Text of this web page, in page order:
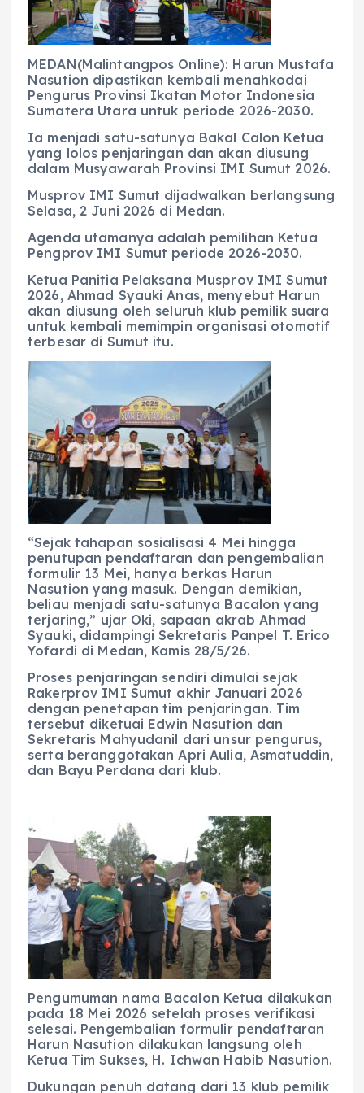
o
o
k
p
p
a
m
g
er
MEDAN(Malintangpos Online): Harun Mustafa
Nasution dipastikan kembali menahkodai
Pengurus Provinsi Ikatan Motor Indonesia
Sumatera Utara untuk periode 2026-2030.
Ia menjadi satu-satunya Bakal Calon Ketua
yang lolos penjaringan dan akan diusung
dalam Musyawarah Provinsi IMI Sumut 2026.
Musprov IMI Sumut dijadwalkan berlangsung
Selasa, 2 Juni 2026 di Medan.
Agenda utamanya adalah pemilihan Ketua
Pengprov IMI Sumut periode 2026-2030.
Ketua Panitia Pelaksana Musprov IMI Sumut
2026, Ahmad Syauki Anas, menyebut Harun
akan diusung oleh seluruh klub pemilik suara
untuk kembali memimpin organisasi otomotif
terbesar di Sumut itu.
“Sejak tahapan sosialisasi 4 Mei hingga
penutupan pendaftaran dan pengembalian
formulir 13 Mei, hanya berkas Harun
Nasution yang masuk. Dengan demikian,
beliau menjadi satu-satunya Bacalon yang
terjaring,” ujar Oki, sapaan akrab Ahmad
Syauki, didampingi Sekretaris Panpel T. Erico
Yofardi di Medan, Kamis 28/5/26.
Proses penjaringan sendiri dimulai sejak
Rakerprov IMI Sumut akhir Januari 2026
dengan penetapan tim penjaringan. Tim
tersebut diketuai Edwin Nasution dan
Sekretaris Mahyudanil dari unsur pengurus,
serta beranggotakan Apri Aulia, Asmatuddin,
dan Bayu Perdana dari klub.
Pengumuman nama Bacalon Ketua dilakukan
pada 18 Mei 2026 setelah proses verifikasi
selesai. Pengembalian formulir pendaftaran
Harun Nasution dilakukan langsung oleh
Ketua Tim Sukses, H. Ichwan Habib Nasution.
Dukungan penuh datang dari 13 klub pemilik